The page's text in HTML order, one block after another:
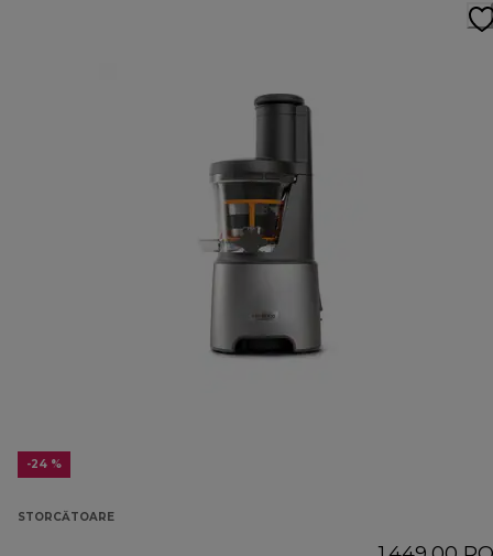
-24 %
STORCĂTOARE